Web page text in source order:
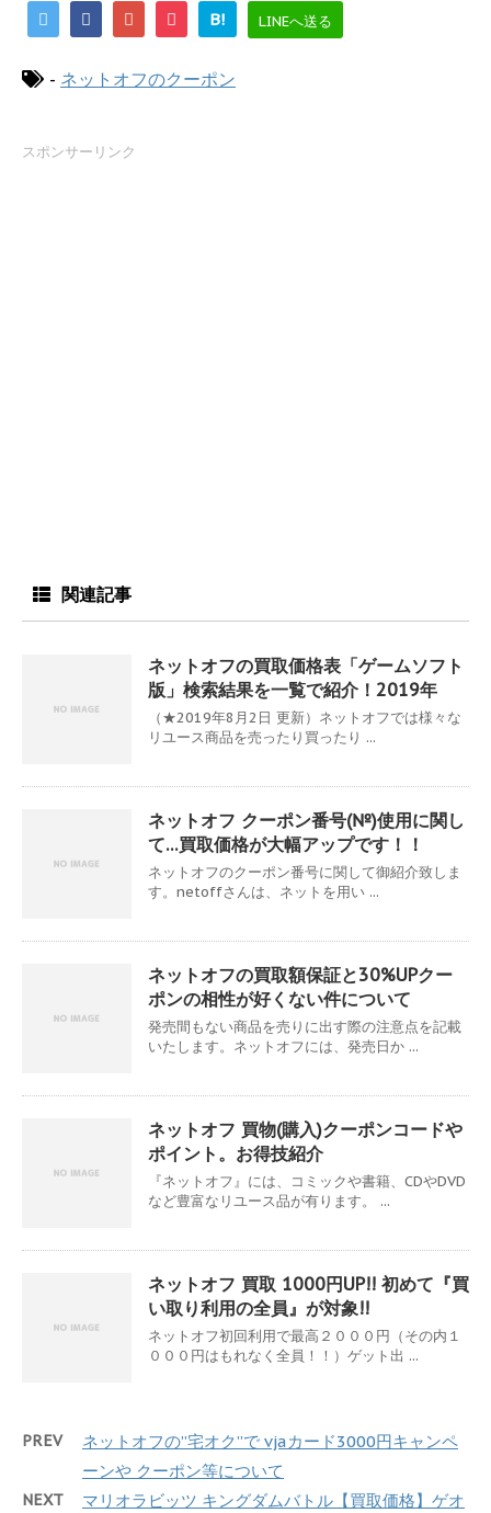
B! LINEへ送る
- ネットオフのクーポン
スポンサーリンク
関連記事
ネットオフの買取価格表「ゲームソフト
版」検索結果を一覧で紹介！2019年
（★2019年8月2日 更新）ネットオフでは様々な
リユース商品を売ったり買ったり ...
ネットオフ クーポン番号(№)使用に関し
て…買取価格が大幅アップです！！
ネットオフのクーポン番号に関して御紹介致しま
す。netoffさんは、ネットを用い ...
ネットオフの買取額保証と30%UPクー
ポンの相性が好くない件について
発売間もない商品を売りに出す際の注意点を記載
いたします。ネットオフには、発売日か ...
ネットオフ 買物(購入)クーポンコードや
ポイント。お得技紹介
『ネットオフ』には、コミックや書籍、CDやDVD
など豊富なリユース品が有ります。 ...
ネットオフ 買取 1000円UP!! 初めて『買
い取り利用の全員』が対象!!
ネットオフ初回利用で最高２０００円（その内１
０００円はもれなく全員！！）ゲット出 ...
PREV
ネットオフの”宅オク”で vjaカード3000円キャンペ
ーンや クーポン等について
NEXT
マリオラビッツ キングダムバトル【買取価格】ゲオ